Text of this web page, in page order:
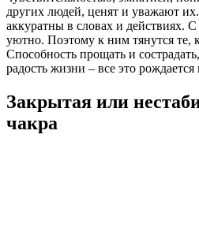
других людей, ценят и уважают
аккуратны в словах и действиях.
уютно. Поэтому к ним тянутся те,
Способность прощать и
радость жизни – все это рождается
Закрытая или
чакра